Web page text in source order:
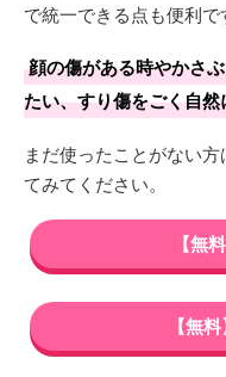
で統一できる点も便利で
顔の傷がある時やかさ
たい、すり傷をごく自
まだ使ったことがない
てみてください。
【無
【無